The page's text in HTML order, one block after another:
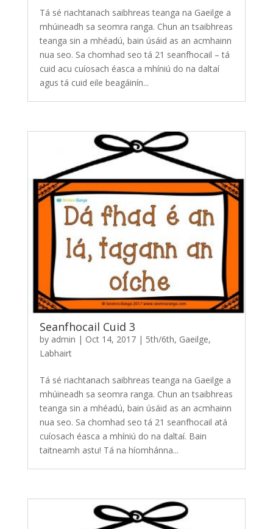
Tá sé riachtanach saibhreas teanga na Gaeilge a
mhúineadh sa seomra ranga. Chun an tsaibhreas
teanga sin a mhéadú, bain úsáid as an acmhainn
nua seo. Sa chomhad seo tá 21 seanfhocail – tá
cuid acu cuíosach éasca a mhíniú do na daltaí
agus tá cuid eile beagáinín...
Seanfhocail Cuid 3
by admin | Oct 14, 2017| 5th/6th, Gaeilge,
Labhairt
Tá sé riachtanach saibhreas teanga na Gaeilge a
mhúineadh sa seomra ranga. Chun an tsaibhreas
teanga sin a mhéadú, bain úsáid as an acmhainn
nua seo. Sa chomhad seo tá 21 seanfhocail atá
cuíosach éasca a mhíniú do na daltaí. Bain
taitneamh astu! Tá na híomhánna...